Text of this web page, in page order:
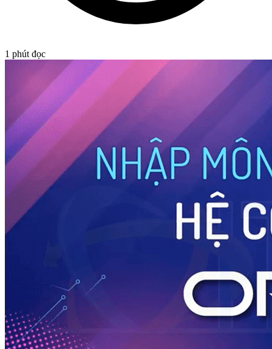
1 phút đọc